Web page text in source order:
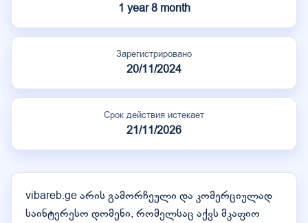
1 year 8 month
Зарегистрировано
20/11/2024
Срок действия истекает
21/11/2026
vibareb.ge არის გამორჩეული და კომერციულად
საინტერესო დომენი, რომელსაც აქვს მკაფიო